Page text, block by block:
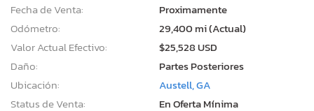
Fecha de Venta:
Proximamente
Odómetro:
29,400 mi (Actual)
Valor Actual Efectivo:
$25,528 USD
Daño:
Partes Posteriores
Ubicación:
Austell, GA
Status de Venta:
En Oferta Mínima